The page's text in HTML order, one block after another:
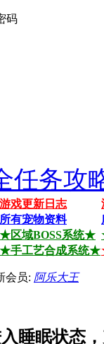
码
任务攻
游戏更新日志
所有宠物资料
★区域BOSS系统★
★手工艺合成系统★
会员: 阿乐大王
睡眠状态